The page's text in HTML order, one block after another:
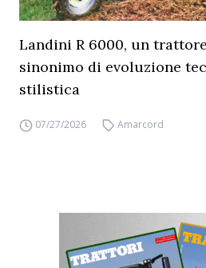
Landini R 6000, un
sinonimo di evoluzione
stilistica
07/27/2026 Amarcord